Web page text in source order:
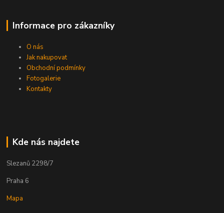
Informace pro zákazníky
O nás
Jak nakupovat
Obchodní podmínky
Fotogalerie
Kontakty
Kde nás najdete
Slezanů 2298/7
Praha 6
Mapa